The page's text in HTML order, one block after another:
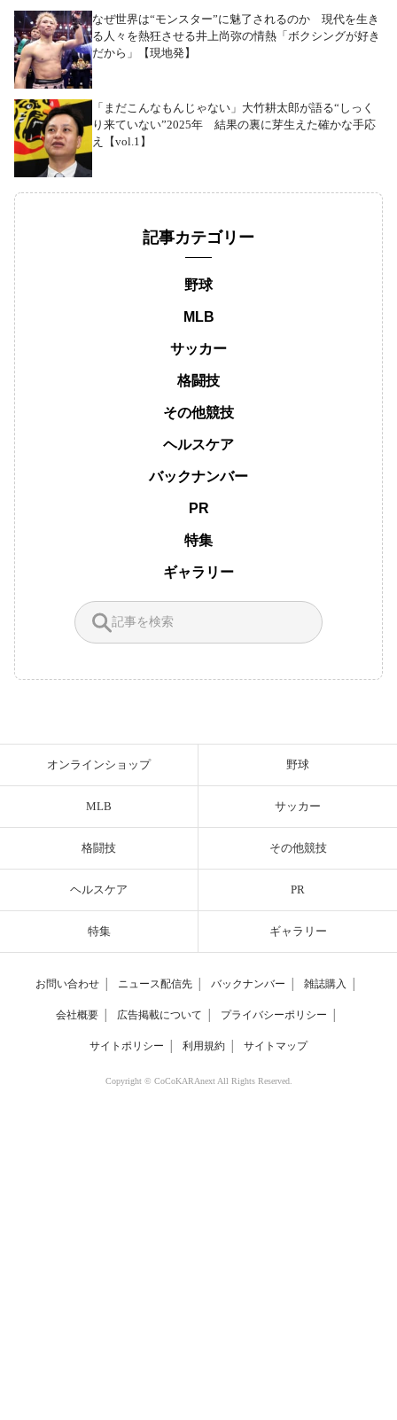
なぜ世界は“モンスター”に魅了されるのか 現代を生き
る人々を熱狂させる井上尚弥の情熱「ボクシングが好き
だから」【現地発】
「まだこんなもんじゃない」大竹耕太郎が語る“しっく
り来ていない”2025年 結果の裏に芽生えた確かな手応
え【vol.1】
記事カテゴリー
野球
MLB
サッカー
格闘技
その他競技
ヘルスケア
バックナンバー
PR
特集
ギャラリー
オンラインショップ 野球
MLB サッカー
格闘技 その他競技
ヘルスケア PR
特集 ギャラリー
お問い合わせ ニュース配信先 バックナンバー 雑誌購入
会社概要 広告掲載について プライバシーポリシー
サイトポリシー 利用規約 サイトマップ
Copyright © CoCoKARAnext All Rights Reserved.